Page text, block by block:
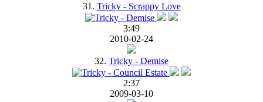
31. Tricky - Scrappy Love
3:49
2010-02-24
32. Tricky - Demise
2:37
2009-03-10